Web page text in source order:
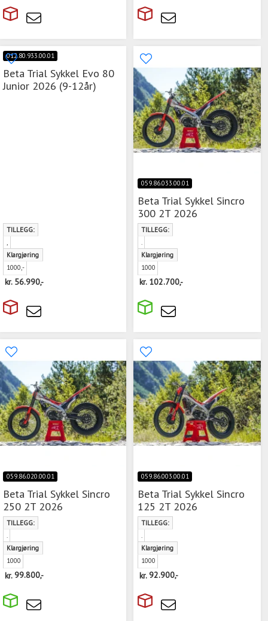
012.80.933.00.01
Beta Trial Sykkel Evo 80
Junior 2026 (9-12år)
TILLEGG:
Klargjøring
1000,-
kr. 56.990,-
059.86.033.00.01
Beta Trial Sykkel Sincro
300 2T 2026
TILLEGG:
Klargjøring
1000
kr. 102.700,-
059.86.020.00.01
Beta Trial Sykkel Sincro
250 2T 2026
TILLEGG:
.
Klargjøring
1000
kr.99.800,-
059.86.003.00.01
Beta Trial Sykkel Sincro
125 2T 2026
TILLEGG:
.
Klargjøring
1000
kr.92.900,-